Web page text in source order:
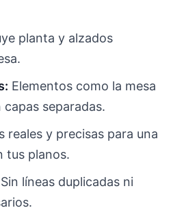
planta y alzados
Elementos como la mesa
separadas.
reales y precisas para una
tus planos.
Sin líneas duplicadas ni